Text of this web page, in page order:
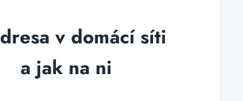
v domácí síti
a jak na ni